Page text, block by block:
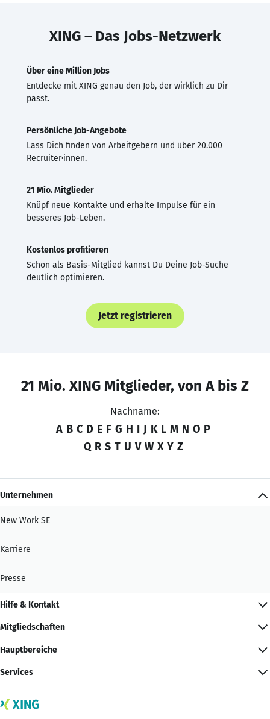
XING – Das Jobs-Netzwerk
Über eine Million Jobs
Entdecke mit XING genau den Job, der wirklich zu Dir
passt.
Persönliche Job-Angebote
Lass Dich finden von Arbeitgebern und über 20.000
Recruiter·innen.
21 Mio. Mitglieder
Knüpf neue Kontakte und erhalte Impulse für ein
besseres Job-Leben.
Kostenlos profitieren
Schon als Basis-Mitglied kannst Du Deine Job-Suche
deutlich optimieren.
Jetzt registrieren
21 Mio. XING Mitglieder, von A bis Z
Nachname:
A B C D E F G H I J K L M N O P
Q R S T U V W X Y Z
Unternehmen
New Work SE
Karriere
Presse
Hilfe & Kontakt
Mitgliedschaften
Hauptbereiche
Services